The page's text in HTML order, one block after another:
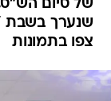
של סיום
שנערך בשבת
צפו בתמונות